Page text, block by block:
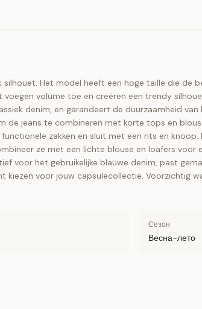
Het model heeft een hoge taille die
volume toe en creëren een trendy
denim, en garandeert de duurzaamheid
de jeans te combineren met korte tops en
zakken en sluit met een rits en
ze met een lichte blouse en loafers
voor het gebruikelijke blauwe denim, past
kiezen voor jouw capsulecollectie. Voorzichtig
Сезон
Весна-лето